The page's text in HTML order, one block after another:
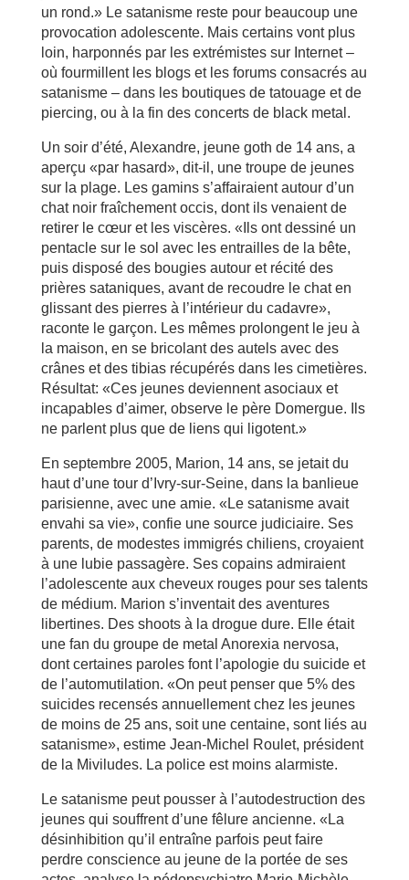
un rond.» Le satanisme reste pour beaucoup une
provocation adolescente. Mais certains vont plus
loin, harponnés par les extrémistes sur Internet –
où fourmillent les blogs et les forums consacrés au
satanisme – dans les boutiques de tatouage et de
piercing, ou à la fin des concerts de black metal.
Un soir d’été, Alexandre, jeune goth de 14 ans, a
aperçu «par hasard», dit-il, une troupe de jeunes
sur la plage. Les gamins s’affairaient autour d’un
chat noir fraîchement occis, dont ils venaient de
retirer le cœur et les viscères. «Ils ont dessiné un
pentacle sur le sol avec les entrailles de la bête,
puis disposé des bougies autour et récité des
prières sataniques, avant de recoudre le chat en
glissant des pierres à l’intérieur du cadavre»,
raconte le garçon. Les mêmes prolongent le jeu à
la maison, en se bricolant des autels avec des
crânes et des tibias récupérés dans les cimetières.
Résultat: «Ces jeunes deviennent asociaux et
incapables d’aimer, observe le père Domergue. Ils
ne parlent plus que de liens qui ligotent.»
En septembre 2005, Marion, 14 ans, se jetait du
haut d’une tour d’Ivry-sur-Seine, dans la banlieue
parisienne, avec une amie. «Le satanisme avait
envahi sa vie», confie une source judiciaire. Ses
parents, de modestes immigrés chiliens, croyaient
à une lubie passagère. Ses copains admiraient
l’adolescente aux cheveux rouges pour ses talents
de médium. Marion s’inventait des aventures
libertines. Des shoots à la drogue dure. Elle était
une fan du groupe de metal Anorexia nervosa,
dont certaines paroles font l’apologie du suicide et
de l’automutilation. «On peut penser que 5% des
suicides recensés annuellement chez les jeunes
de moins de 25 ans, soit une centaine, sont liés au
satanisme», estime Jean-Michel Roulet, président
de la Miviludes. La police est moins alarmiste.
Le satanisme peut pousser à l’autodestruction des
jeunes qui souffrent d’une fêlure ancienne. «La
désinhibition qu’il entraîne parfois peut faire
perdre conscience au jeune de la portée de ses